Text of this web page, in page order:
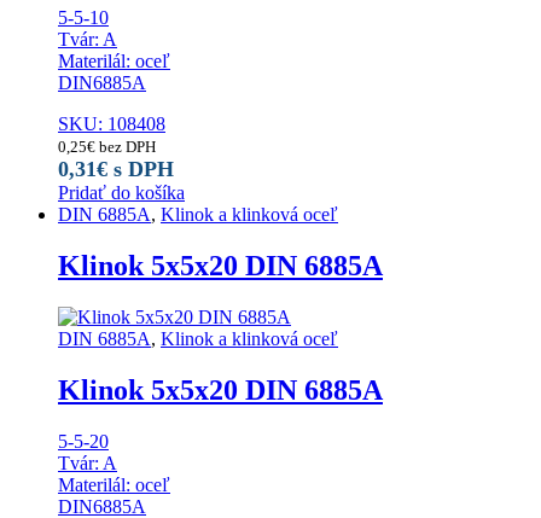
5-5-10
Tvár: A
Materilál: oceľ
DIN6885A
SKU: 108408
0,25€ bez DPH
0,31€ s DPH
Pridať do košíka
DIN 6885A, Klinok a klinková oceľ
Klinok 5x5x20 DIN 6885A
DIN 6885A, Klinok a klinková oceľ
Klinok 5x5x20 DIN 6885A
5-5-20
Tvár: A
Materilál: oceľ
DIN6885A